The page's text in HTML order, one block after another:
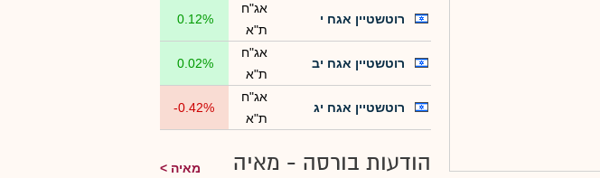
רוטשטיין אגח י
אג"ח
ת"א
0.12%
רוטשטיין אגח יב
אג"ח
ת"א
0.02%
רוטשטיין אגח יג
אג"ח
ת"א
-0.42%
הודעות בורסה - מאיה מאיה